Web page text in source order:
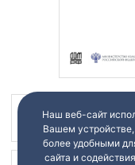
Наш веб-сайт
Вашем
более удобными
сайта и